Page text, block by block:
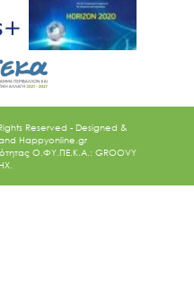
Reserved - Designed &
Happyonline.gr
Ο.ΦΥ.ΠΕ.Κ.Α.: GROOVY